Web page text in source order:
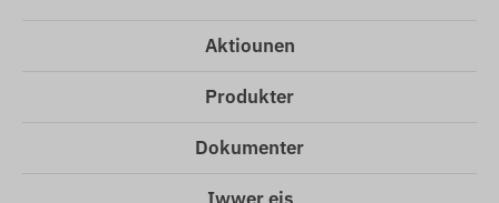
Aktiounen
Produkter
Dokumenter